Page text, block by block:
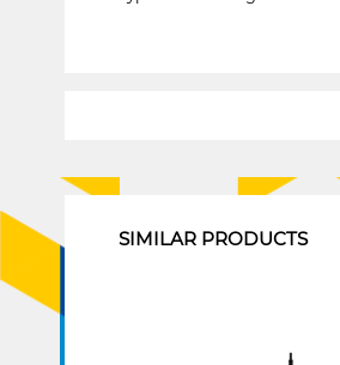
SIMILAR PRODUCTS